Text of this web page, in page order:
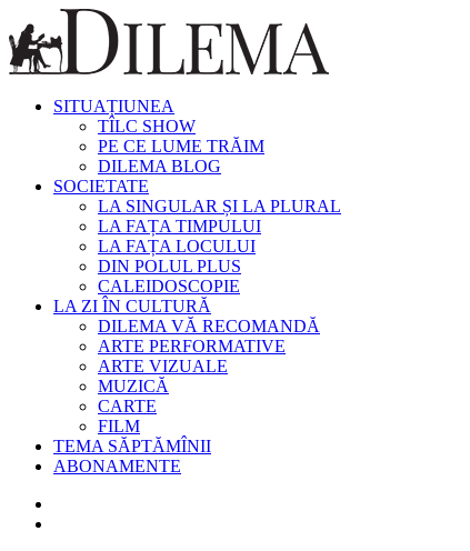
SITUAȚIUNEA
TÎLC SHOW
PE CE LUME TRĂIM
DILEMA BLOG
SOCIETATE
LA SINGULAR ȘI LA PLURAL
LA FAȚA TIMPULUI
LA FAȚA LOCULUI
DIN POLUL PLUS
CALEIDOSCOPIE
LA ZI ÎN CULTURĂ
DILEMA VĂ RECOMANDĂ
ARTE PERFORMATIVE
ARTE VIZUALE
MUZICĂ
CARTE
FILM
TEMA SĂPTĂMÎNII
ABONAMENTE